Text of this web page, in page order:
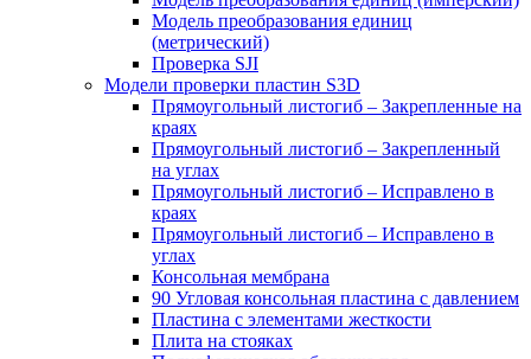
Модель преобразования единиц
(метрический)
Проверка SJI
Модели проверки пластин S3D
Прямоугольный листогиб – Закрепленные на
краях
Прямоугольный листогиб – Закрепленный
на углах
Прямоугольный листогиб – Исправлено в
краях
Прямоугольный листогиб – Исправлено в
углах
Консольная мембрана
90 Угловая консольная пластина с давлением
Пластина с элементами жесткости
Плита на стояках